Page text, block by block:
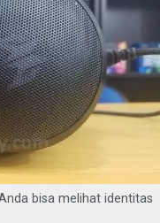
bisa melihat identitas